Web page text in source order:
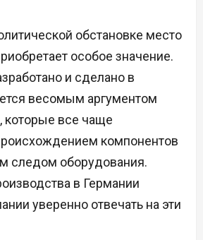
обстановке место
особое значение.
и сделано в
весомым аргументом
которые все чаще
компонентов
следом оборудования.
в Германии
уверенно отвечать на эти